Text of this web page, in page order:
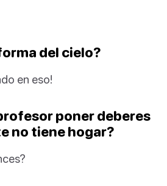
del cielo?
en eso!
poner deberes
no tiene hogar?